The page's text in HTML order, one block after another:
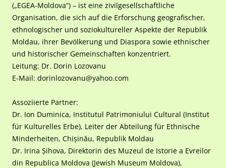
(„EGEA-Moldova“) – ist eine zivilgesellschaftliche
Organisation, die sich auf die Erforschung geografischer,
ethnologischer und soziokultureller Aspekte der Republik
Moldau, ihrer Bevölkerung und Diaspora sowie ethnischer
und historischer Gemeinschaften konzentriert.
Leitung: Dr. Dorin Lozovanu
E-Mail: dorinlozovanu@yahoo.com
Assoziierte Partner:
Dr. Ion Duminica, Institutul Patrimoniului Cultural (Institut
für Kulturelles Erbe), Leiter der Abteilung für Ethnische
Minderheiten, Chișinău, Republik Moldau
Dr. Irina Șihova, Direktorin des Muzeul de Istorie a Evreilor
din Republica Moldova (Jewish Museum Moldova),